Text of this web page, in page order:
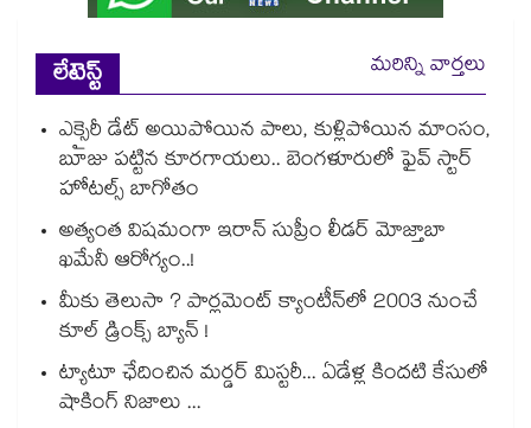
లేటెస్ట్
మరిన్ని వార్తలు
ఎక్సైరీ డేట్ అయిపోయిన పాలు, కుళ్లిపోయిన మాంసం,
బూజు పట్టిన కూరగాయలు.. బెంగళూరులో ఫైవ్ స్టార్
హోటల్స్ బాగోతం
అత్యంత విషమంగా ఇరాన్ సుప్రీం లీడర్ మోజ్తాబా
ఖమేనీ ఆరోగ్యం..!
మీకు తెలుసా ? పార్లమెంట్ క్యాంటీన్⁪లో 2003 నుంచే
కూల్ డ్రింక్స్ బ్యాన్ !
ట్యాటూ ఛేదించిన మర్డర్ మిస్టరీ... ఏడేళ్ల కిందటి కేసులో
షాకింగ్ నిజాలు ...